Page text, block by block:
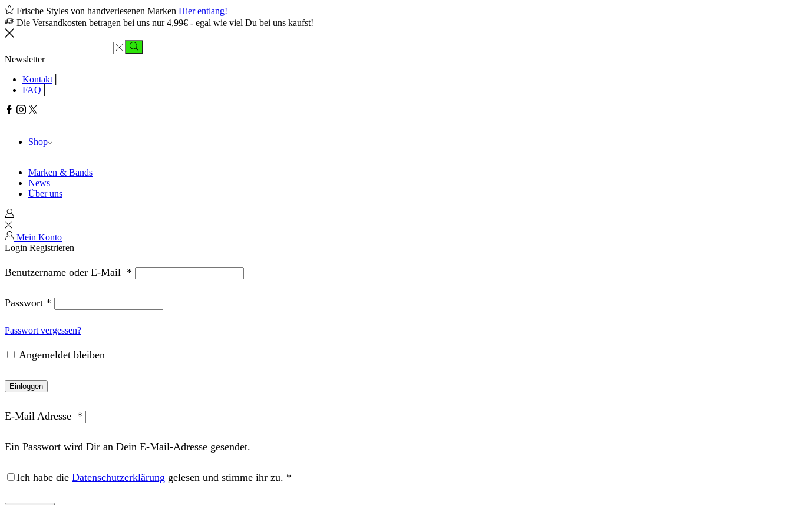
Frische Styles von handverlesenen Marken Hier entlang!
Die Versandkosten betragen bei uns nur 4,99€ - egal wie viel Du bei uns kaufst!
Sucheingabe
Suche
Newsletter
Kontakt
FAQ
Facebook
Instagram
Twitter
Shop
Marken & Bands
News
Über uns
Mein Konto
Login Registrieren
Benutzername oder E-Mail *
Passwort *
Passwort vergessen?
Angemeldet bleiben
Einloggen
E-Mail Adresse *
Ein Passwort wird Dir an Dein E-Mail-Adresse gesendet.
Ich habe die Datenschutzerklärung gelesen und stimme ihr zu. *